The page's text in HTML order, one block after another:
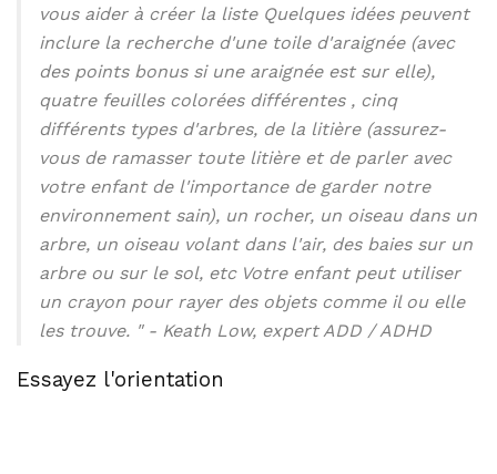
vous aider à créer la liste Quelques idées peuvent
inclure la recherche d'une toile d'araignée (avec
des points bonus si une araignée est sur elle),
quatre feuilles colorées différentes , cinq
différents types d'arbres, de la litière (assurez-
vous de ramasser toute litière et de parler avec
votre enfant de l'importance de garder notre
environnement sain), un rocher, un oiseau dans un
arbre, un oiseau volant dans l'air, des baies sur un
arbre ou sur le sol, etc Votre enfant peut utiliser
un crayon pour rayer des objets comme il ou elle
les trouve. " - Keath Low, expert ADD / ADHD
Essayez l'orientation